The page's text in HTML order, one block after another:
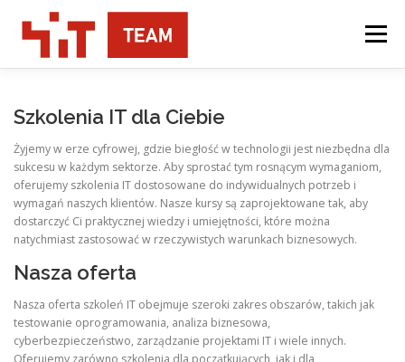
treści
Menu
Szkolenia IT dla Ciebie
Żyjemy w erze cyfrowej, gdzie biegłość w technologii jest niezbędna dla
sukcesu w każdym sektorze. Aby sprostać tym rosnącym wymaganiom,
oferujemy szkolenia IT dostosowane do indywidualnych potrzeb i
wymagań naszych klientów. Nasze kursy są zaprojektowane tak, aby
dostarczyć Ci praktycznej wiedzy i umiejętności, które można
natychmiast zastosować w rzeczywistych warunkach biznesowych.
Nasza oferta
Nasza oferta szkoleń IT obejmuje szeroki zakres obszarów, takich jak
testowanie oprogramowania, analiza biznesowa,
cyberbezpieczeństwo, zarządzanie projektami IT i wiele innych.